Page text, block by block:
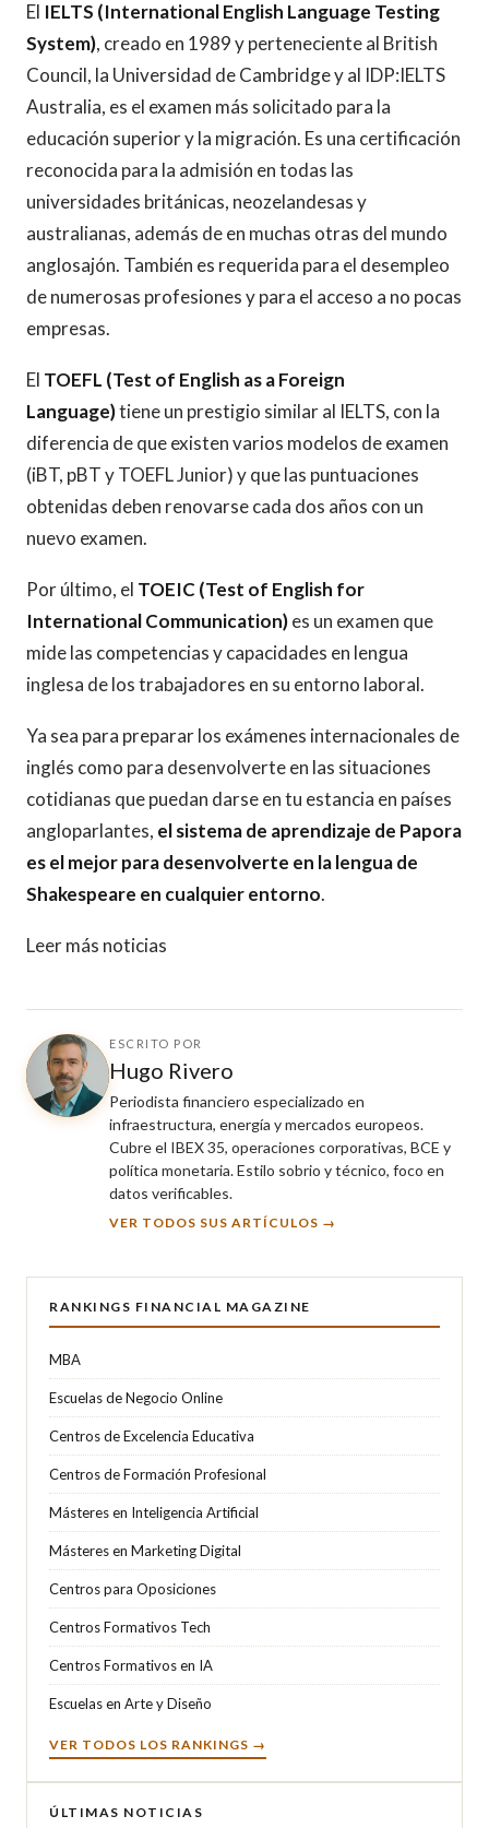
El IELTS (International English Language Testing
System), creado en 1989 y perteneciente al British
Council, la Universidad de Cambridge y al IDP:IELTS
Australia, es el examen más solicitado para la
educación superior y la migración. Es una certificación
reconocida para la admisión en todas las
universidades británicas, neozelandesas y
australianas, además de en muchas otras del mundo
anglosajón. También es requerida para el desempleo
de numerosas profesiones y para el acceso a no pocas
empresas.
El TOEFL (Test of English as a Foreign
Language)tiene un prestigio similar al IELTS, con la
diferencia de que existen varios modelos de examen
(iBT, pBT y TOEFL Junior) y que las puntuaciones
obtenidas deben renovarse cada dos años con un
nuevo examen.
Por último, el TOEIC (Test of English for
International Communication)es un examen que
mide las competencias y capacidades en lengua
inglesa de los trabajadores en su entorno laboral.
Ya sea para preparar los exámenes internacionales de
inglés como para desenvolverte en las situaciones
cotidianas que puedan darse en tu estancia en países
angloparlantes, el sistema de aprendizaje de Papora
es el mejor para desenvolverte en la lengua de
Shakespeare en cualquier entorno.
Leer más noticias
ESCRITO POR
Hugo Rivero
Periodista financiero especializado en
infraestructura, energía y mercados europeos.
Cubre el IBEX 35, operaciones corporativas, BCE y
política monetaria. Estilo sobrio y técnico, foco en
datos verificables.
VER TODOS SUS ARTÍCULOS →
RANKINGS FINANCIAL MAGAZINE
MBA
Escuelas de Negocio Online
Centros de Excelencia Educativa
Centros de Formación Profesional
Másteres en Inteligencia Artificial
Másteres en Marketing Digital
Centros para Oposiciones
Centros Formativos Tech
Centros Formativos en IA
Escuelas en Arte y Diseño
VER TODOS LOS RANKINGS →
ÚLTIMAS NOTICIAS